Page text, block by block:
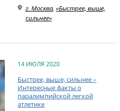
г. Москва, «Быстрее, выше,
сильнее»
14 ИЮЛЯ 2020
Быстрее, выше, сильнее –
Интересные факты о
паралимпийской легкой
атлетике